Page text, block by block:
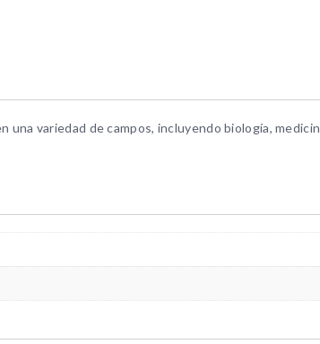
una variedad de campos, incluyendo biología,